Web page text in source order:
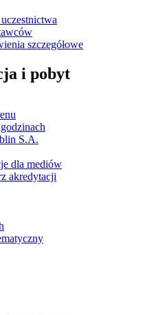
szczegółowe
i pobyt
S.A.
dla mediów
akredytacji